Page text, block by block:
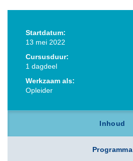
Startdatum:
13 mei 2022
Cursusduur:
1 dagdeel
Werkzaam als:
Opleider
Inhoud
Programma